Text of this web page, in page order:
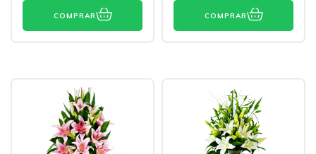
COMPRAR COMPRAR